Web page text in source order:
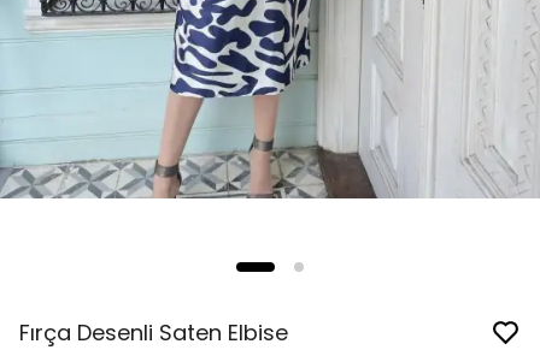
Fırça Desenli Saten Elbise